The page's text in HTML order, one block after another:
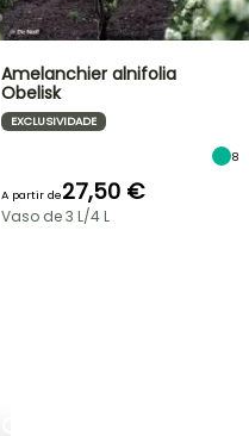
Amelanchier alnifolia
Obelisk
EXCLUSIVIDADE
8
A partir de27,50 €
Vaso de 3 L/4 L